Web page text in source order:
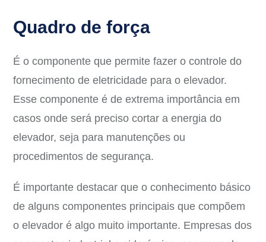
Quadro de força
É o componente que permite fazer o controle do
fornecimento de eletricidade para o elevador.
Esse componente é de extrema importância em
casos onde será preciso cortar a energia do
elevador, seja para manutenções ou
procedimentos de segurança.
É importante destacar que o conhecimento básico
de alguns componentes principais que compõem
o elevador é algo muito importante. Empresas dos